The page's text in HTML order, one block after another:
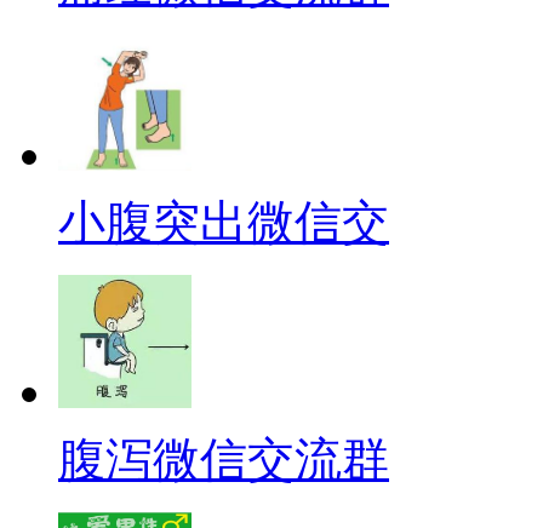
小腹突出微信交
腹泻微信交流群